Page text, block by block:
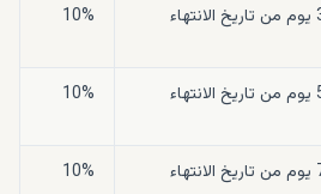
10%
10%
10%